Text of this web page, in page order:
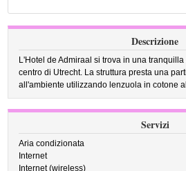
Descrizione
L'Hotel de Admiraal si trova in una
centro di Utrecht. La struttura presta una
all'ambiente utilizzando lenzuola in cotone
Servizi
Aria condizionata
Internet
Internet (wireless)